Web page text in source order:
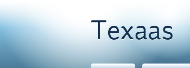
Texaas